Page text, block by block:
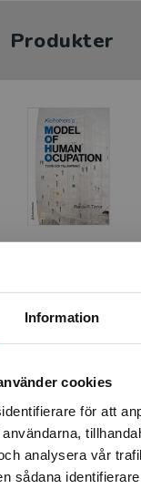
Information
cookies
för att
analysera vår
sådana
Produkter
Model of Human